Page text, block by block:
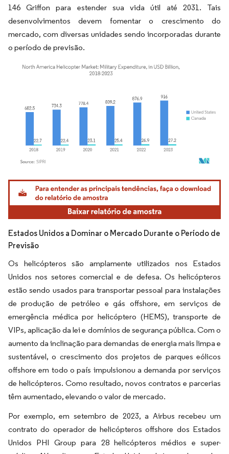
146 Griffon para estender sua vida útil até 2031. Tais
desenvolvimentos devem fomentar o crescimento do
mercado, com diversas unidades sendo incorporadas durante
o período de previsão.
Imagem © Mordor Intelligence. O reuso requer atribuição conforme CC BY 4.0.
Estados Unidos a Dominar o Mercado Durante o Período de
Previsão
Os helicópteros são amplamente utilizados nos Estados
Unidos nos setores comercial e de defesa. Os helicópteros
estão sendo usados para transportar pessoal para instalações
de produção de petróleo e gás offshore, em serviços de
emergência médica por helicóptero (HEMS), transporte de
VIPs, aplicação da lei e domínios de segurança pública. Com o
aumento da inclinação para demandas de energia mais limpa e
sustentável, o crescimento dos projetos de parques eólicos
offshore em todo o país impulsionou a demanda por serviços
de helicópteros. Como resultado, novos contratos e parcerias
têm aumentado, elevando o valor de mercado.
Por exemplo, em setembro de 2023, a Airbus recebeu um
contrato do operador de helicópteros offshore dos Estados
Unidos PHI Group para 28 helicópteros médios e super-